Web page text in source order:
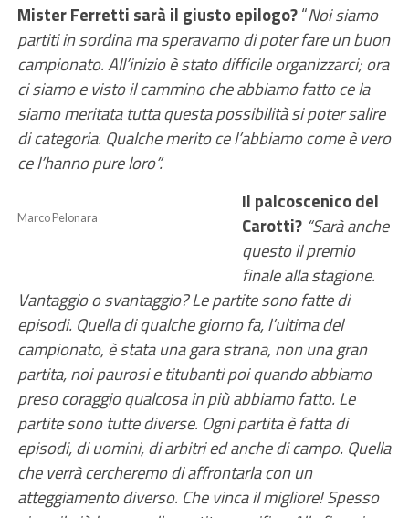
Mister Ferretti sarà il giusto epilogo?“Noi siamo
partiti in sordina ma speravamo di poter fare un buon
campionato. All’inizio è stato difficile organizzarci; ora
ci siamo e visto il cammino che abbiamo fatto ce la
siamo meritata tutta questa possibilità si poter salire
di categoria. Qualche merito ce l’abbiamo come è vero
ce l’hanno pure loro”.
Marco Pelonara
Il palcoscenico del
Carotti? “Sarà anche
questo il premio
finale alla stagione.
Vantaggio o svantaggio? Le partite sono fatte di
episodi. Quella di qualche giorno fa, l’ultima del
campionato, è stata una gara strana, non una gran
partita, noi paurosi e titubanti poi quando abbiamo
preso coraggio qualcosa in più abbiamo fatto. Le
partite sono tutte diverse. Ogni partita è fatta di
episodi, di uomini, di arbitri ed anche di campo. Quella
che verrà cercheremo di affrontarla con un
atteggiamento diverso. Che vinca il migliore! Spesso